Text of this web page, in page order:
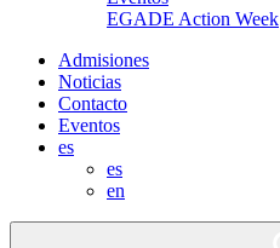
EGADE Action Week
Admisiones
Noticias
Contacto
Eventos
es
es
en